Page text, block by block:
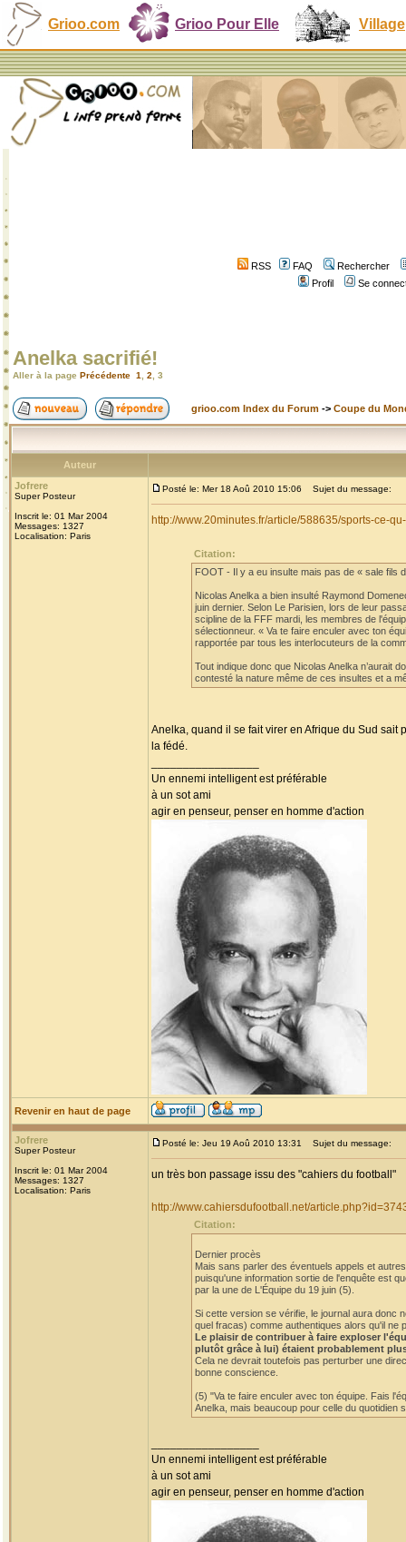
Grioo.com Grioo Pour Elle Village
RSS FAQ
Rechercher
Profil
Se
Anelka sacrifié!
Aller à la page Précédente 1 2 3
grioo.com Index du Forum -> Coupe du
Auteur
Jofrere
Super Posteur
Inscrit le: 01 Mar 2004
Messages: 1327
Localisation: Paris
Posté le: Mer 18 Aoû 2010 15:06 Sujet du message:
http://www.20minutes.fr/article/588635/sports-ce-
Citation:
FOOT - Il y a eu insulte mais pas de « sale fils
Nicolas Anelka a bien insulté Raymond
juin dernier. Selon Le Parisien, lors de leur
scipline de la FFF mardi, les membres de
sélectionneur. « Va te faire enculer avec ton
rapportée par tous les interlocuteurs de la
Tout indique donc que Nicolas Anelka n’aurait
contesté la nature même de ces insultes et a
Anelka, quand il se fait virer en Afrique du Sud
la fédé.
Un ennemi intelligent est préférable
à un sot ami
agir en penseur, penser en homme d'action
Revenir en haut de page
Jofrere
Super Posteur
Inscrit le: 01 Mar 2004
Messages: 1327
Localisation: Paris
Posté le: Jeu 19 Aoû 2010 13:31 Sujet du message:
un très bon passage issu des "cahiers du football"
http://www.cahiersdufootball.net/
Citation:
Dernier procès
Mais sans parler des éventuels appels et
puisqu'une information sortie de l'enquête est
par la une de L'Équipe du 19 juin (5).
Si cette version se vérifie, le journal aura donc
quel fracas) comme authentiques alors qu'il ne
Le plaisir de contribuer à faire exploser
plutôt grâce à lui) étaient probablement
Cela ne devrait toutefois pas perturber une
bonne conscience.
(5) "Va te faire enculer avec ton équipe. Fais
Anelka, mais beaucoup pour celle du quotidien
Un ennemi intelligent est préférable
à un sot ami
agir en penseur, penser en homme d'action